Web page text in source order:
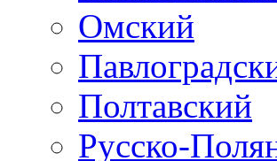
Омский
Полтавский
Русско-